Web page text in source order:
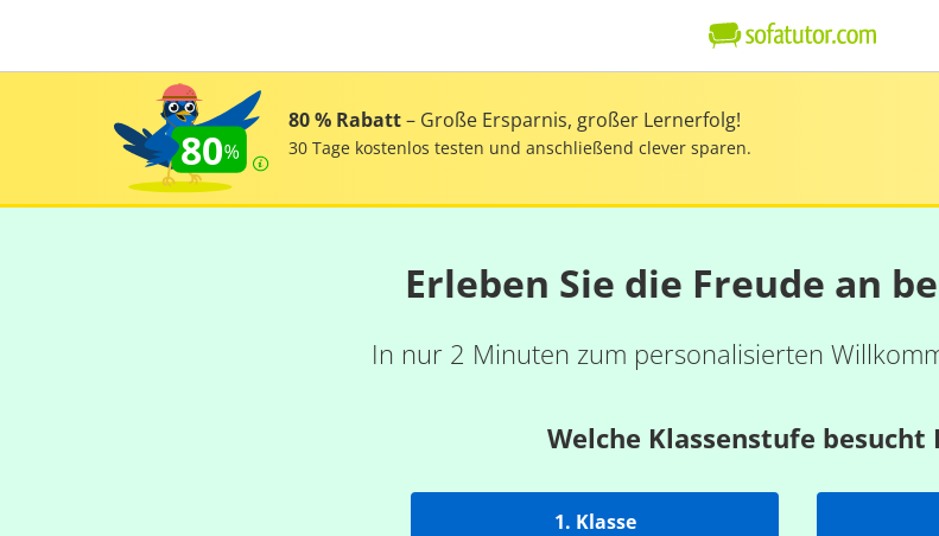
80
80 % Rabatt– Große Ersparnis, großer Lernerfolg!
30 Tage kostenlos testen und anschließend clever sparen.
Erleben Sie die Freude an
In nur 2 Minuten zum personalisierten
Welche Klassenstufe besucht
1. Klasse